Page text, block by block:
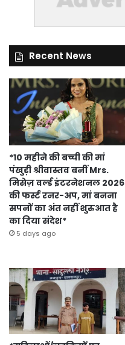
Recent News
*10 महीने की बच्ची की मां
पंखुड़ी श्रीवास्तव बनीं Mrs.
मिसेज़ वर्ल्ड इंटरनेशनल 2026
की फर्स्ट रनर-अप, मां बनना
सपनों का अंत नहीं शुरुआत है
का दिया संदेश*
5 days ago